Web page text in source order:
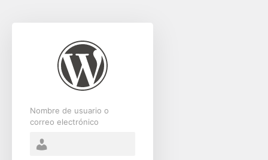
Nombre de usuario o
correo electrónico